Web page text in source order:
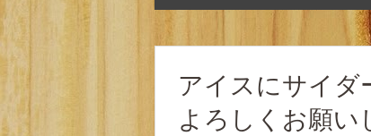
アイスにサイダ
よろしくお願い